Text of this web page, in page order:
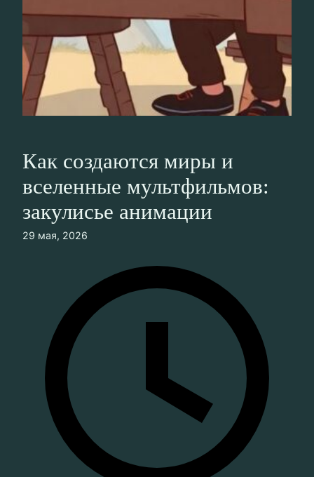
Как создаются миры и
вселенные мультфильмов:
закулисье анимации
29 мая, 2026